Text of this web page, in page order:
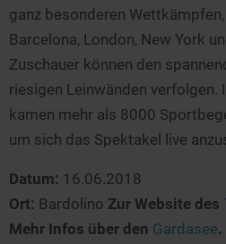
ganz besonderen
Barcelona, London, New York
Zuschauer können den
riesigen Leinwänden verfolgen.
kamen mehr als 8000
um sich das Spektakel live
Datum: 16.06.2018
Ort: Bardolino Zur Website des
Mehr Infos über den Gardasee.